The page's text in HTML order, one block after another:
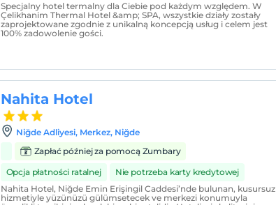
Specjalny hotel termalny dla Ciebie pod każdym względem. W
Çelikhanim Thermal Hotel &amp; SPA, wszystkie działy zostały
zaprojektowane zgodnie z unikalną koncepcją usług i celem jest
100% zadowolenie gości.
Nahita Hotel
Niğde Adliyesi, Merkez, Niğde
Zapłać później za pomocą Zumbary
Opcja płatności ratalnej
Nie potrzeba karty kredytowej
Nahita Hotel, Niğde Emin Erişingil Caddesi’nde bulunan, kusursuz
hizmetiyle yüzünüzü gülümsetecek ve merkezi konumuyla